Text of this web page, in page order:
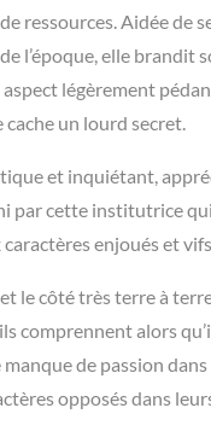
ressources. Aidée
l’époque, elle
légèrement
un lourd secret.
et inquiétant,
cette institutrice
enjoués et
le côté très terre à
comprennent alors
de passion
opposés dans